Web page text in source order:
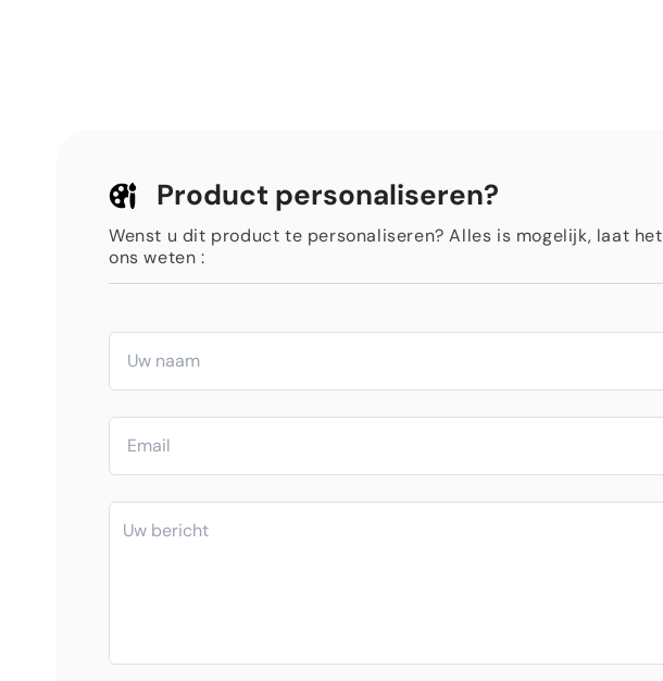
Product personaliseren?
Wenst u dit product te personaliseren? Alles is mogelijk, laat het
ons weten :